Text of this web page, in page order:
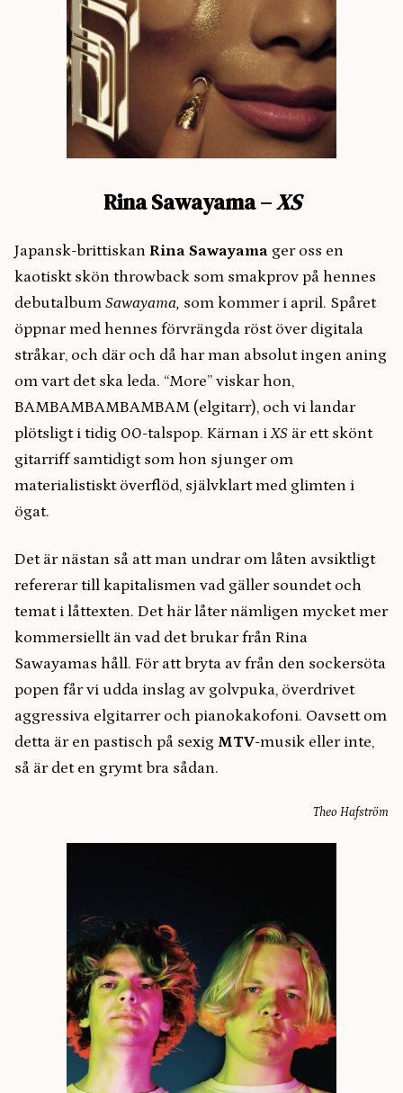
Rina Sawayama –XS
Japansk-brittiskan Rina Sawayama ger oss en
kaotiskt skön throwback som smakprov på hennes
debutalbum Sawayama, som kommer i april. Spåret
öppnar med hennes förvrängda röst över digitala
stråkar, och där och då har man absolut ingen aning
om vart det ska leda. “More” viskar hon,
BAMBAMBAMBAMBAM (elgitarr), och vi landar
plötsligt i tidig 00-talspop. Kärnan iXS är ett skönt
gitarriff samtidigt som hon sjunger om
materialistiskt överflöd, självklart med glimten i
ögat.
Det är nästan så att man undrar om låten avsiktligt
refererar till kapitalismen vad gäller soundet och
temat i låttexten. Det här låter nämligen mycket mer
kommersiellt än vad det brukar från Rina
Sawayamas håll. För att bryta av från den sockersöta
popen får vi udda inslag av golvpuka, överdrivet
aggressiva elgitarrer och pianokakofoni. Oavsett om
detta är en pastisch på sexig MTV-musik eller inte,
så är det en grymt bra sådan.
Theo Hafström